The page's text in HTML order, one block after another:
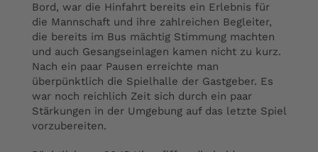
Bord, war die Hinfahrt bereits ein Erlebnis für
die Mannschaft und ihre zahlreichen Begleiter,
die bereits im Bus mächtig Stimmung machten
und auch Gesangseinlagen kamen nicht zu kurz.
Nach ein paar Pausen erreichte man
überpünktlich die Spielhalle der Gastgeber. Es
war noch reichlich Zeit sich durch ein paar
Stärkungen in der Umgebung auf das letzte Spiel
vorzubereiten.